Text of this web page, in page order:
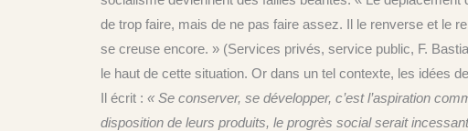
de trop faire, mais de ne pas faire assez. Il le renverse et le
se creuse encore. » (Services privés, service public, F.
le haut de cette situation. Or dans un tel contexte, les idées
Il écrit : « Se conserver, se développer, c’est l’aspiration
disposition de leurs produits, le progrès social serait